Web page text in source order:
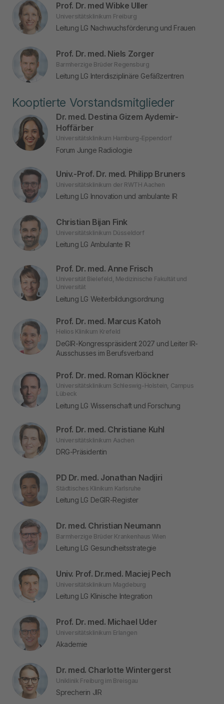
Prof. Dr. med Wibke Uller
Universitätsklinikum Freiburg
Leitung LG Nachwuchsförderung und Frauen
Prof. Dr. med. Niels Zorger
Barmherzige Brüder Regensburg
Leitung LG Interdisziplinäre Gefäßzentren
Kooptierte Vorstandsmitglieder
Dr. med. Destina Gizem Aydemir-
Hoffärber
Universitätsklinikum Hamburg-Eppendorf
Forum Junge Radiologie
Univ.-Prof. Dr. med. Philipp Bruners
Universitätsklinikum der RWTH Aachen
Leitung LG Innovation und ambulante IR
Christian Bijan Fink
Universitätsklinikum Düsseldorf
Leitung LG Ambulante IR
Prof. Dr. med. Anne Frisch
Universität Bielefeld, Medizinische Fakultät und
Universität
Leitung LG Weiterbildungsordnung
Prof. Dr. med. Marcus Katoh
Helios Klinikum Krefeld
DeGIR-Kongresspräsident 2027 und Leiter IR-
Ausschusses im Berufsverband
Prof. Dr. med. Roman Klöckner
Universitätsklinikum Schleswig-Holstein, Campus
Lübeck
Leitung LG Wissenschaft und Forschung
Prof. Dr. med. Christiane Kuhl
Universitätsklinikum Aachen
DRG-Präsidentin
PD Dr. med. Jonathan Nadjiri
Städtisches Klinikum Karlsruhe
Leitung LG DeGIR-Register
Dr. med. Christian Neumann
Barmherzige Brüder Krankenhaus Wien
Leitung LG Gesundheitsstrategie
Univ. Prof. Dr.med. Maciej Pech
Universitätsklinikum Magdeburg
Leitung LG Klinische Integration
Prof. Dr. med. Michael Uder
Universitätsklinikum Erlangen
Akademie
Dr. med. Charlotte Wintergerst
Uniklinik Freiburg im Breisgau
Sprecherin JIR